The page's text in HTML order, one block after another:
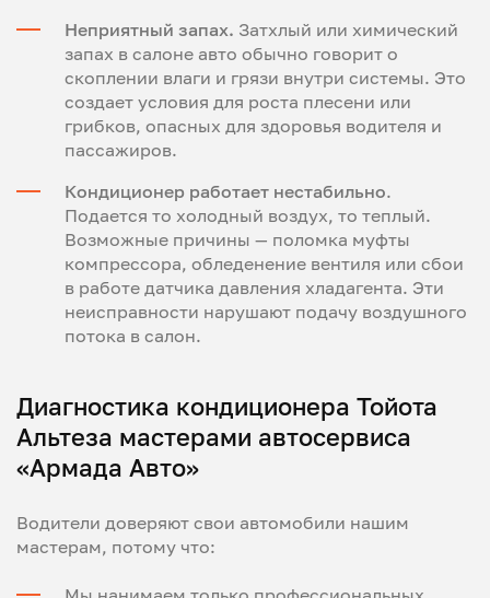
Неприятный запах. Затхлый или химический
запах в салоне авто обычно говорит о
скоплении влаги и грязи внутри системы. Это
создает условия для роста плесени или
грибков, опасных для здоровья водителя и
пассажиров.
Кондиционер работает нестабильно.
Подается то холодный воздух, то теплый.
Возможные причины — поломка муфты
компрессора, обледенение вентиля или сбои
в работе датчика давления хладагента. Эти
неисправности нарушают подачу воздушного
потока в салон.
Диагностика кондиционера Тойота
Альтеза мастерами автосервиса
«Армада Авто»
Водители доверяют свои автомобили нашим
мастерам, потому что: